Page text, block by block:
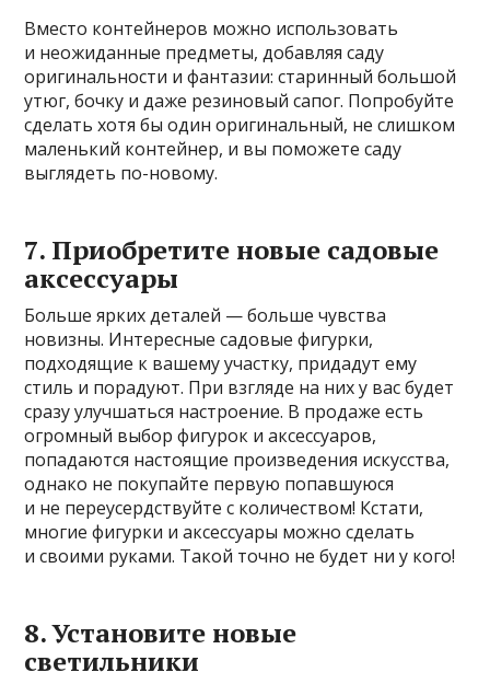
Вместо контейнеров можно использовать
и неожиданные предметы, добавляя саду
оригинальности и фантазии: старинный большой
утюг, бочку и даже резиновый сапог. Попробуйте
сделать хотя бы один оригинальный, не слишком
маленький контейнер, и вы поможете саду
выглядеть по-новому.
7. Приобретите новые садовые
аксессуары
Больше ярких деталей — больше чувства
новизны. Интересные садовые фигурки,
подходящие к вашему участку, придадут ему
стиль и порадуют. При взгляде на них у вас будет
сразу улучшаться настроение. В продаже есть
огромный выбор фигурок и аксессуаров,
попадаются настоящие произведения искусства,
однако не покупайте первую попавшуюся
и не переусердствуйте с количеством! Кстати,
многие фигурки и аксессуары можно сделать
и своими руками. Такой точно не будет ни у кого!
8. Установите новые
светильники